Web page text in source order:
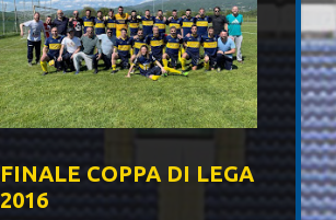
FINALE COPPA DI LEGA
2016